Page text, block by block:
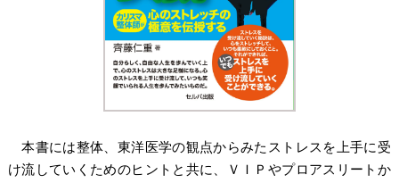
本書には整体、東洋医学の観点からみたストレスを上手に受
け流していくためのヒントと共に、ＶＩＰやプロアスリートか